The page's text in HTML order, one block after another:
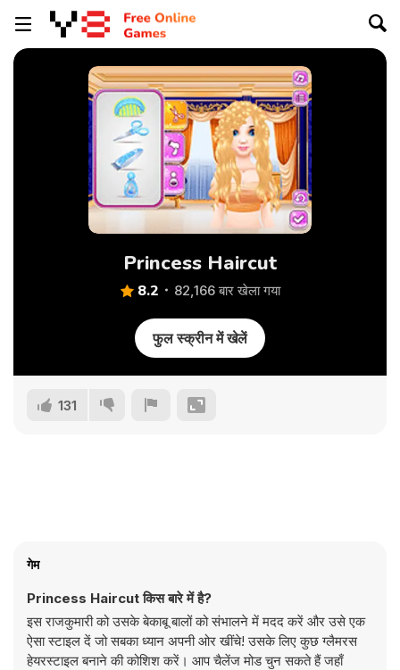
Princess Haircut
8.2 82,166 बार खेला गया
फुल स्क्रीन में खेलें
131
गेम
Princess Haircut किस बारे में है?
इस राजकुमारी को उसके बेकाबू बालों को संभालने में मदद करें और उसे एक
ऐसा स्टाइल दें जो सबका ध्यान अपनी ओर खींचे! उसके लिए कुछ ग्लैमरस
हेयरस्टाइल बनाने की कोशिश करें। आप चैलेंज मोड चुन सकते हैं जहाँ